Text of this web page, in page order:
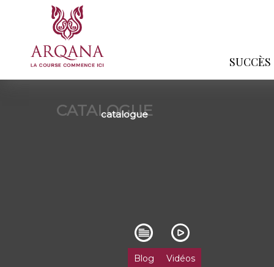
SUCCÈS
CATALOGUE
catalogue
Blog Vidéos